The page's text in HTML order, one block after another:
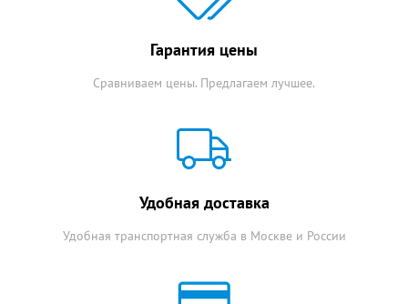
Гарантия цены
Сравниваем цены. Предлагаем лучшее.
Удобная доставка
Удобная транспортная служба в Москве и России